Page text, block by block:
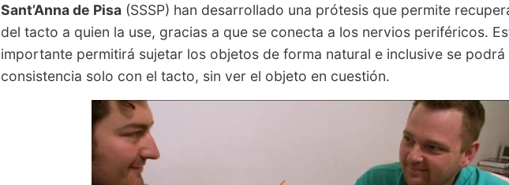
Sant’Anna de Pisa (SSSP) han desarrollado una prótesis que permite
del tacto a quien la use, gracias a que se conecta a los nervios periféricos.
importante permitirá sujetar los objetos de forma natural e inclusive se
consistencia solo con el tacto, sin ver el objeto en cuestión.